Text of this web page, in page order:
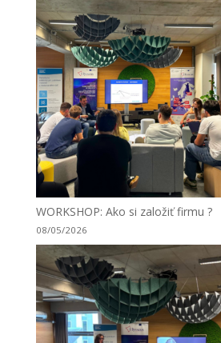
WORKSHOP: Ako si založiť firmu ?
08/05/2026